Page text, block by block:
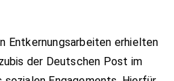
Entkernungsarbeiten erhielten
der Deutschen Post im